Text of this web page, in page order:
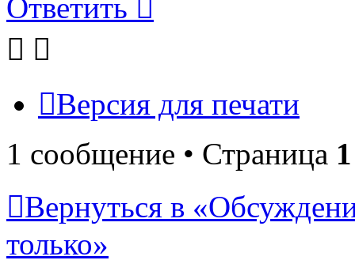
Ответить
Версия для печати
1 сообщение • Страница 1
Вернуться в
только»